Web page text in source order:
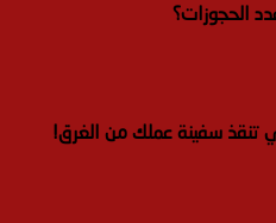
الحجوزات؟
تنقذ سفينة عملك من الغرق!